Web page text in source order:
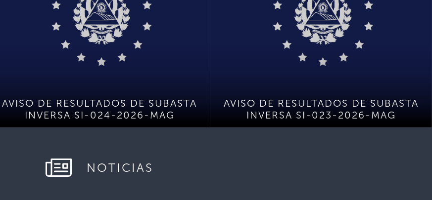
AVISO DE RESULTADOS DE SUBASTA
INVERSA SI-024-2026-MAG
AVISO DE RESULTADOS DE SUBASTA
INVERSA SI-023-2026-MAG
NOTICIAS